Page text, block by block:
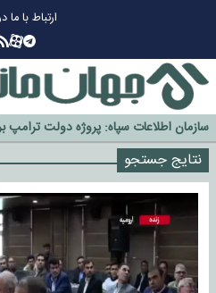
ارتباط با ما
چرا طلا دوباره افزایشی شد؟
گزینه جدایی اوسمار روی میز مدیران
آیا رئیس جمهور آمریکا قانون را دور می‌زند؟
اخراج رسمی چهره نامدار از پرسپولیس
سازمان اطلاعات سپاه: پروژه دولت
نتایج جستجو